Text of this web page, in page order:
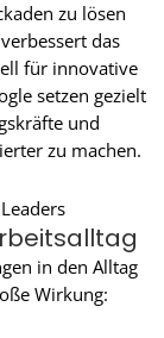
zu lösen
das
für innovative
setzen gezielt
und
zu machen.
in den Alltag
Wirkung: